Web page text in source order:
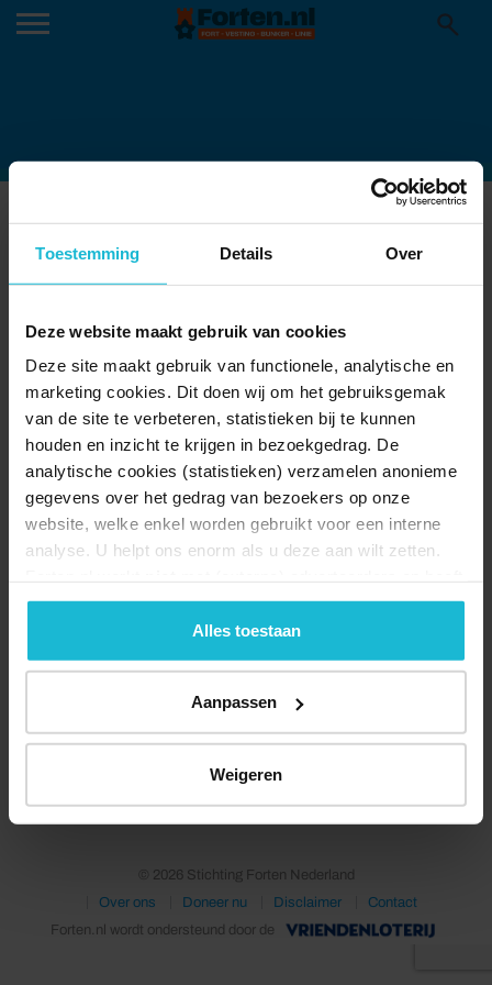
Toestemming Details Over
Deze website maakt gebruik van cookies
Deze site maakt gebruik van functionele, analytische en
marketing cookies. Dit doen wij om het gebruiksgemak
van de site te verbeteren, statistieken bij te kunnen
houden en inzicht te krijgen in bezoekgedrag. De
analytische cookies (statistieken) verzamelen anonieme
gegevens over het gedrag van bezoekers op onze
website, welke enkel worden gebruikt voor een interne
analyse. U helpt ons enorm als u deze aan wilt zetten.
geen commerciële doelstelling. U kunt deze cookies via
de knoppen accepteren, beheren of weigeren.
Alles toestaan
Aanpassen
Weigeren
PAMPUS-LUCHTFOTO-
© 2026 Stichting Forten Nederland
Over ons
Doneer nu Disclaimer
Contact
Forten.nl wordt ondersteund door de